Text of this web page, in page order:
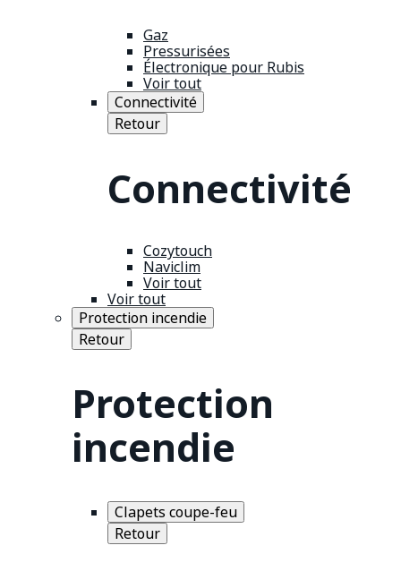
Gaz
Pressurisées
Électronique pour Rubis
Voir tout
Connectivité
Retour
Connectivité
Cozytouch
Naviclim
Voir tout
Voir tout
Protection incendie
Retour
Protection
incendie
Clapets coupe-feu
Retour